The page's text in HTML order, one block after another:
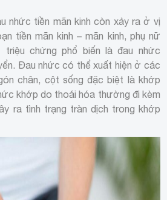
nhức tiền mãn kinh còn xảy ra ở vị
tiền mãn kinh – mãn kinh, phụ nữ
chứng phổ biến là đau nhức
Đau nhức có thể xuất hiện ở các
chân, cột sống đặc biệt là khớp
khớp do thoái hóa thường đi kèm
ra tình trạng tràn dịch trong khớp